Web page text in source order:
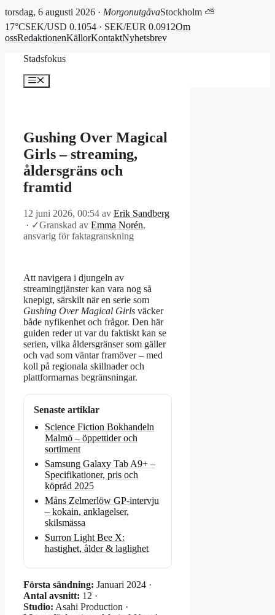
torsdag, 6 augusti 2026 · MorgonutgåvaStockholm ⛅
17°CSEK/USD 0.1054 · SEK/EUR 0.0912Om
ossRedaktionenKällorKontaktNyhetsbrev
Stadsfokus
Meny
Gushing Over Magical
Girls – streaming,
åldersgräns och
framtid
12 juni 2026, 00:54 av Erik Sandberg
· ✓Granskad av Emma Norén,
ansvarig för faktagranskning
Att navigera i djungeln av
streamingtjänster kan vara nog så
knepigt, särskilt när en serie som
Gushing Over Magical Girls väcker
både nyfikenhet och frågor. Den här
guiden reder ut var du faktiskt kan se
serien, vilka åldersgränser som gäller
och vad som väntar framöver – med
koll på regionala skillnader och
plattformarnas begränsningar.
Senaste artiklar
Science Fiction Bokhandeln
Malmö – öppettider och
sortiment
Samsung Galaxy Tab A9+ –
Specifikationer, pris och
köpråd 2025
Måns Zelmerlöw GP-intervju
– kokain, anklagelser,
skilsmässa
Surron Light Bee X:
hastighet, ålder & laglighet
Första sändning: Januari 2024 ·
Antal avsnitt: 12 ·
Studio: Asahi Production ·